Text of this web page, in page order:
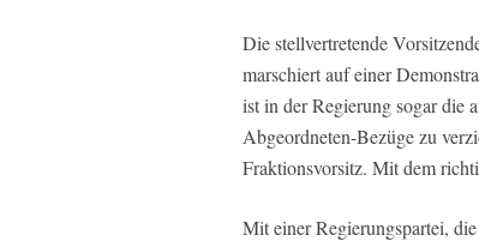
Die stellvertretende
marschiert auf einer
ist in der Regierung sogar die
Abgeordneten-Bezüge zu
Fraktionsvorsitz. Mit dem
Mit einer Regierungspartei,